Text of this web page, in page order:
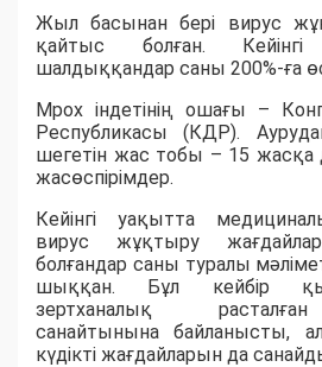
Жыл басынан бері вирус
қайтыс болған.
шалдыққандар саны 200%-ға
Mpox індетінің ошағы –
Республикасы (КДР).
шегетін жас тобы – 15 жасқа
жасөспірімдер.
Кейінгі уақытта
вирус жұқтыру
болғандар саны туралы
шыққан. Бұл кейбір
зертханалық
санайтынына байланысты,
күдікті жағдайларын да